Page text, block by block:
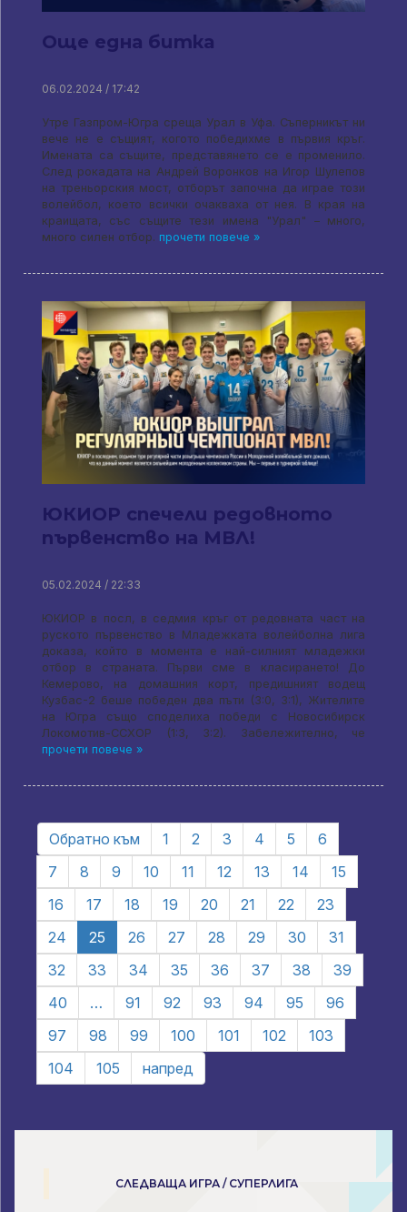
Още една битка
06.02.2024 / 17:42
Утре Газпром-Югра среща Урал в Уфа. Съперникът ни
вече не е същият, когото победихме в първия кръг.
Имената са същите, представянето се е променило.
След рокадата на Андрей Воронков на Игор Шулепов
на треньорския мост, отборът започна да играе този
волейбол, което всички очакваха от нея. В края на
краищата, със същите тези имена "Урал" – много,
много силен отбор. прочети повече »
ЮКИОР спечели редовното
първенство на МВЛ!
05.02.2024 / 22:33
ЮКИОР в посл, в седмия кръг от редовната част на
руското първенство в Младежката волейболна лига
доказа, който в момента е най-силният младежки
отбор в страната. Първи сме в класирането! До
Кемерово, на домашния корт, предишният водещ
Кузбас-2 беше победен два пъти (3:0, 3:1), Жителите
на Югра също споделиха победи с Новосибирск
Локомотив-ССХОР (1:3, 3:2). Забележително, че
прочети повече »
Обратно към 1 2 3 4 5
6
7
8 9 10 11 12 13 14
15
16
17 18 19 20 21 22
23
24
25 26 27 28 29 30
31
32
33 34 35 36 37 38
39
40
… 91 92 93 94 95
96
97
98 99 100 101 102
103
104
105 напред
СЛЕДВАЩА ИГРА / СУПЕРЛИГА